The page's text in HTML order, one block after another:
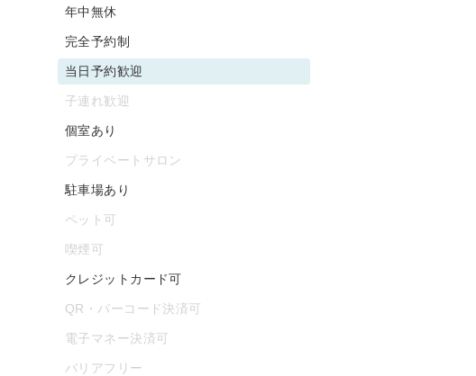
年中無休
完全予約制
当日予約歓迎
子連れ歓迎
個室あり
プライベートサロン
駐車場あり
ペット可
喫煙可
クレジットカード可
QR・バーコード決済可
電子マネー決済可
バリアフリー